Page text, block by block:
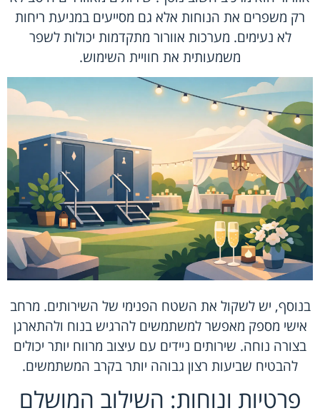
רק משפרים את הנוחות אלא גם מסייעים במניעת ריחות
לא נעימים. מערכות אוורור מתקדמות יכולות לשפר
משמעותית את חוויית השימוש.
בנוסף, יש לשקול את השטח הפנימי של השירותים. מרחב
אישי מספק מאפשר למשתמשים להרגיש בנוח ולהתארגן
בצורה נוחה. שירותים ניידים עם עיצוב מרווח יותר יכולים
להבטיח שביעות רצון גבוהה יותר בקרב המשתמשים.
פרטיות ונוחות: השילוב המושלם